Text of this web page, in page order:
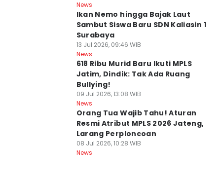
News
Ikan Nemo hingga Bajak Laut
Sambut Siswa Baru SDN Kaliasin 1
Surabaya
13 Jul 2026, 09:46 WIB
News
618 Ribu Murid Baru Ikuti MPLS
Jatim, Dindik: Tak Ada Ruang
Bullying!
09 Jul 2026, 13:08 WIB
News
Orang Tua Wajib Tahu! Aturan
Resmi Atribut MPLS 2026 Jateng,
Larang Perploncoan
08 Jul 2026, 10:28 WIB
News